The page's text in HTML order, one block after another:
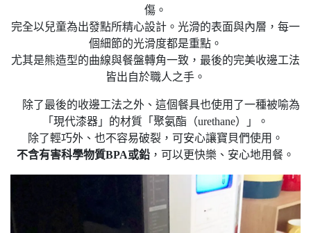
傷。
完全以兒童為出發點所精心設計。光滑的表面與內層，每一
個細節的光滑度都是重點。
尤其是熊造型的曲線與餐盤轉角一致，最後的完美收邊工法
皆出自於職人之手。
除了最後的收邊工法之外、這個餐具也使用了一種被喻為
「現代漆器」的材質「聚氨酯（urethane）」。
除了輕巧外、也不容易破裂，可安心讓寶貝們使用。
不含有害科學物質BPA或鉛 ，可以更快樂、安心地用餐。